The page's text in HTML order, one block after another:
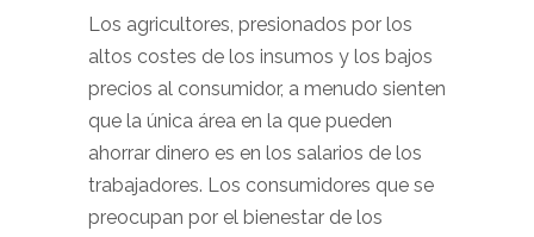
Los agricultores, presionados por los
altos costes de los insumos y los bajos
precios al consumidor, a menudo sienten
que la única área en la que pueden
ahorrar dinero es en los salarios de los
trabajadores. Los consumidores que se
preocupan por el bienestar de los